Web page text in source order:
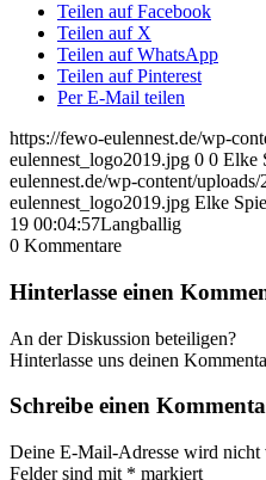
Teilen auf Facebook
Teilen auf X
Teilen auf WhatsApp
Teilen auf Pinterest
Per E-Mail teilen
https://fewo-eulennest.de/wp-
eulennest_logo2019.jpg 0 0 Elke
eulennest.de/wp-content/
eulennest_logo2019.jpg Elke
19 00:04:57Langballig
0 Kommentare
Hinterlasse einen
An der Diskussion beteiligen?
Hinterlasse uns deinen
Schreibe einen
Deine E-Mail-Adresse wird nicht
Felder sind mit * markiert